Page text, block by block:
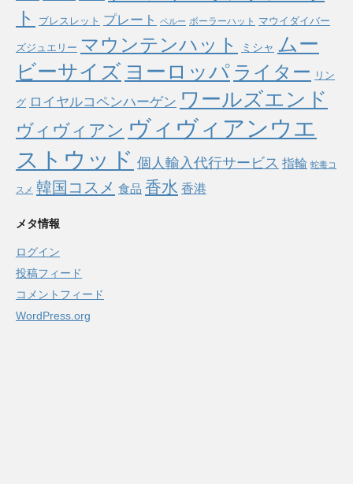
ト
ブレスレット プレート ペルー ボーラーハット マウイダイバー
ズジュエリー マウンテンハット ミシャ ムー
ビーサイズ ヨーロッパ ライター リン
グ ロイヤルコペンハーゲン ワールズエンド
ヴィヴィアン ヴィヴィアンウエ
ストウッド 個人輸入代行サービス 指輪 蛇毒コ
スメ 韓国コスメ 食品 香水 香港
メタ情報
ログイン
投稿フィード
コメントフィード
WordPress.org